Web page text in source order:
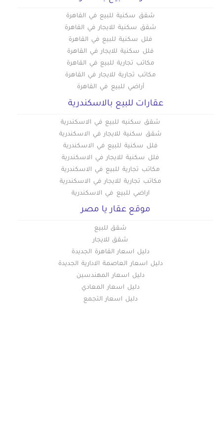
شقق سكنية للبيع في القاهرة
شقق سكنية للايجار في القاهرة
فلل سكنية للبيع في القاهرة
فلل سكنية للايجار في القاهرة
مكاتب تجارية للبيع في القاهرة
مكاتب تجارية للايجار في القاهرة
أراضي للبيع في القاهرة
عقارات للبيع بالاسكندرية
شقق سكنيه للبيع في الاسكندرية
شقق سكنية للايجار في الاسكندرية
فلل سكنية للبيع في الاسكندرية
فلل سكنية للايجار في الاسكندرية
مكاتب تجارية للبيع في الاسكندرية
مكاتب تجارية للايجار في الاسكندرية
اراضي للبيع في الاسكندرية
موقع عقار يا مصر
شقق للبيع
شقق للايجار
دليل اسعار القاهرة الجديدة
دليل اسعار العاصمة الادارية الجديدة
دليل اسعار المهندسين
دليل اسعار المعادي
دليل اسعار التجمع